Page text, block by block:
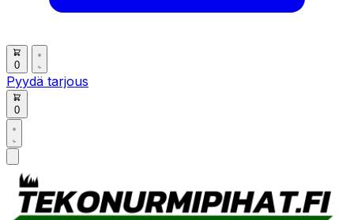
0
Pyydä tarjous
0